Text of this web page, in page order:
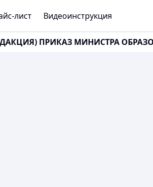
лист Видеоинструкция
ПРИКАЗ МИНИСТРА